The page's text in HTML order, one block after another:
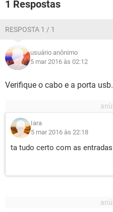
1 Respostas
RESPOSTA 1 / 1
usuário anônimo
5 mar 2016 às 02:12
Verifique o cabo e a porta usb.
Iara
5 mar 2016 às 22:18
ta tudo certo com as entradas